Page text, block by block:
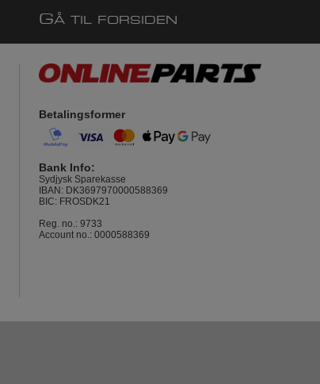
GÅ TIL FORSIDEN
Betalingsformer
Bank Info:
Sydjysk Sparekasse
IBAN: DK3697970000588369
BIC: FROSDK21
Reg. no.: 9733
Account no.: 0000588369